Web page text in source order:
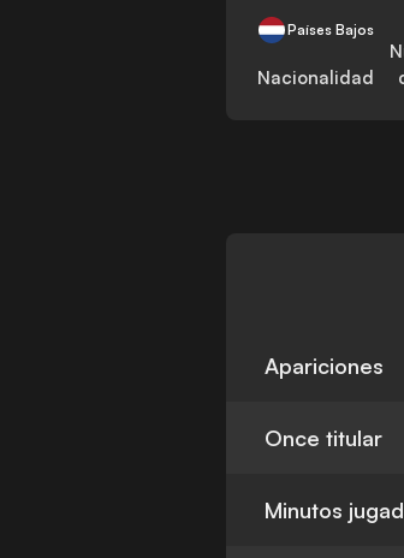
Países Bajos
Nacionalidad
Apariciones
Once titular
Minutos